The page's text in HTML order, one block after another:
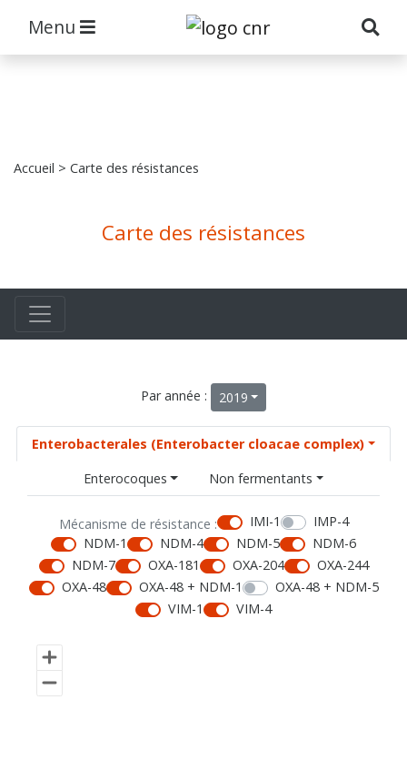
Menu
Accueil > Carte des résistances
Carte des résistances
Par année : 2019
Enterobacterales (Enterobacter cloacae complex)
Enterocoques
Non fermentants
Mécanisme de résistance : IMI-1
IMP-4
NDM-1
NDM-4 NDM-5
NDM-6
NDM-7
OXA-181 OXA-204
OXA-244
OXA-48
OXA-48 + NDM-1
OXA-48 + NDM-5
VIM-1
VIM-4